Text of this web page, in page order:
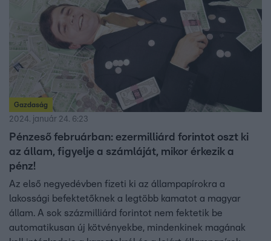
Gazdaság
2024. január 24. 6:23
Pénzeső februárban: ezermilliárd forintot oszt ki
az állam, figyelje a számláját, mikor érkezik a
pénz!
Az első negyedévben fizeti ki az állampapírokra a
lakossági befektetőknek a legtöbb kamatot a magyar
állam. A sok százmilliárd forintot nem fektetik be
automatikusan új kötvényekbe, mindenkinek magának